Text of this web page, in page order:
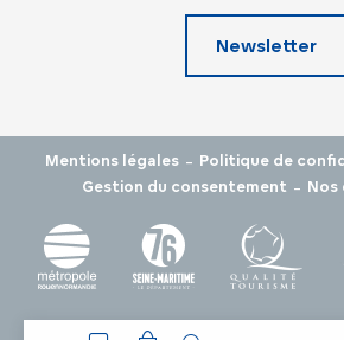
Newsletter
Mentions légales - Politique de
Gestion du consentement - Nos